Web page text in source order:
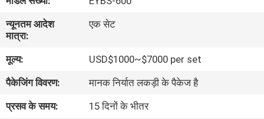
हमारे
बारे
कारखाना
भ्रमण
न्यूनतम आदेश
मात्रा:
एक सेट
मूल्य:
USD$1000~$7000 per set
पैकेजिंग विवरण:
मानक निर्यात लकड़ी के पैकेज है
प्रसव के समय:
15 दिनों के भीतर